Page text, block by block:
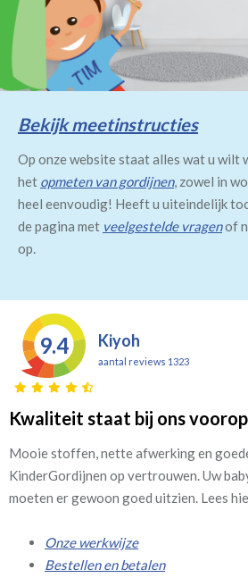
Bekijk meetinstructies
Op onze website staat alles wat u wilt
het opmeten van gordijnen, zowel in
heel eenvoudig! Heeft u uiteindelijk
de pagina met veelgestelde vragenof
op.
9.4 Kiyoh
aantal reviews 1323
Kwaliteit staat bij ons voorop
Mooie stoffen, nette afwerking en
KinderGordijnen op vertrouwen. Uw
moeten er gewoon goed uitzien. Lees
Onze werkwijze
Bestellen en betalen